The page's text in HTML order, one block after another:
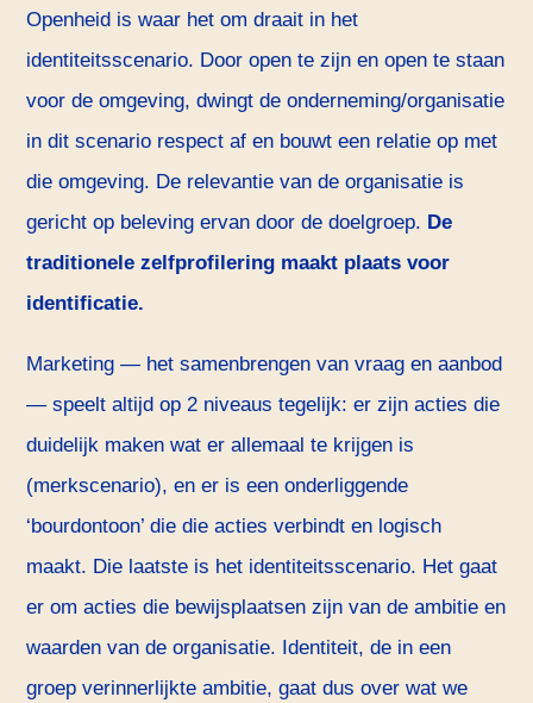
Openheid is waar het om draait in het
identiteitsscenario. Door open te zijn en open te staan
voor de omgeving, dwingt de onderneming/organisatie
in dit scenario respect af en bouwt een relatie op met
die omgeving. De relevantie van de organisatie is
gericht op beleving ervan door de doelgroep. De
traditionele zelfprofilering maakt plaats voor
identificatie.
Marketing — het samenbrengen van vraag en aanbod
— speelt altijd op 2 niveaus tegelijk: er zijn acties die
duidelijk maken wat er allemaal te krijgen is
(merkscenario), en er is een onderliggende
‘bourdontoon’ die die acties verbindt en logisch
maakt. Die laatste is het identiteitsscenario. Het gaat
er om acties die bewijsplaatsen zijn van de ambitie en
waarden van de organisatie. Identiteit, de in een
groep verinnerlijkte ambitie, gaat dus over wat we